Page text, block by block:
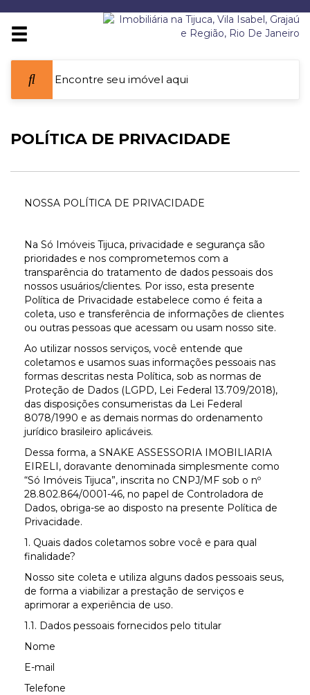
POLÍTICA DE PRIVACIDADE
NOSSA POLÍTICA DE PRIVACIDADE
Na Só Imóveis Tijuca, privacidade e segurança são
prioridades e nos comprometemos com a
transparência do tratamento de dados pessoais dos
nossos usuários/clientes. Por isso, esta presente
Política de Privacidade estabelece como é feita a
coleta, uso e transferência de informações de clientes
ou outras pessoas que acessam ou usam nosso site.
Ao utilizar nossos serviços, você entende que
coletamos e usamos suas informações pessoais nas
formas descritas nesta Política, sob as normas de
Proteção de Dados (LGPD, Lei Federal 13.709/2018),
das disposições consumeristas da Lei Federal
8078/1990 e as demais normas do ordenamento
jurídico brasileiro aplicáveis.
Dessa forma, a SNAKE ASSESSORIA IMOBILIARIA
EIRELI, doravante denominada simplesmente como
“Só Imóveis Tijuca”, inscrita no CNPJ/MF sob o nº
28.802.864/0001-46, no papel de Controladora de
Dados, obriga-se ao disposto na presente Política de
Privacidade.
1. Quais dados coletamos sobre você e para qual
finalidade?
Nosso site coleta e utiliza alguns dados pessoais seus,
de forma a viabilizar a prestação de serviços e
aprimorar a experiência de uso.
1.1. Dados pessoais fornecidos pelo titular
Nome
E-mail
Telefone